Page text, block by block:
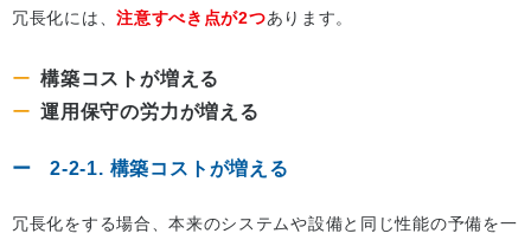
冗長化には、注意すべき点が2つあります。
構築コストが増える
運用保守の労力が増える
2-2-1. 構築コストが増える
冗長化をする場合、本来のシステムや設備と同じ性能の予備を一